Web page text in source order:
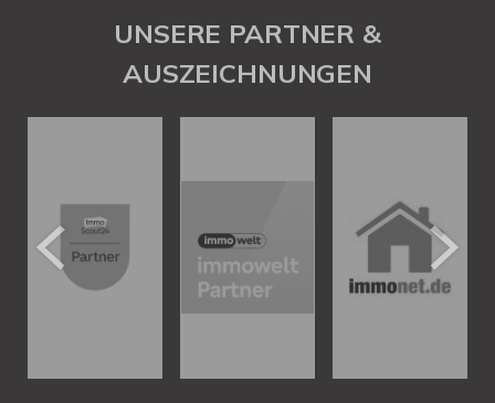
UNSERE PARTNER &
AUSZEICHNUNGEN